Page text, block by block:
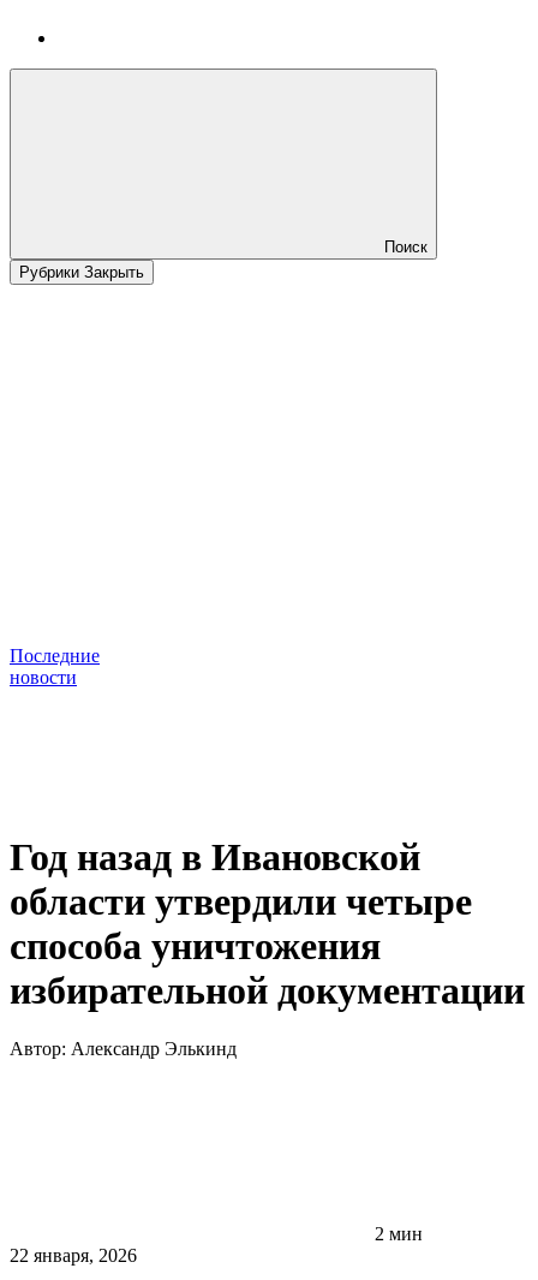
Поиск
Рубрики Закрыть
Последние
новости
Год назад в Ивановской
области утвердили четыре
способа уничтожения
избирательной документации
Автор: Александр Элькинд
2 мин
22 января, 2026